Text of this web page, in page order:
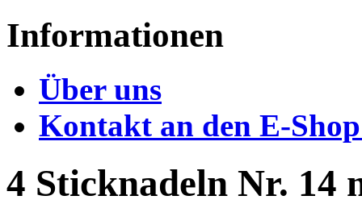
Informationen
Über uns
Kontakt an den E-
4 Sticknadeln Nr. 14